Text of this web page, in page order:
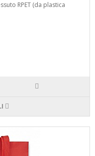
RPET (da plastica